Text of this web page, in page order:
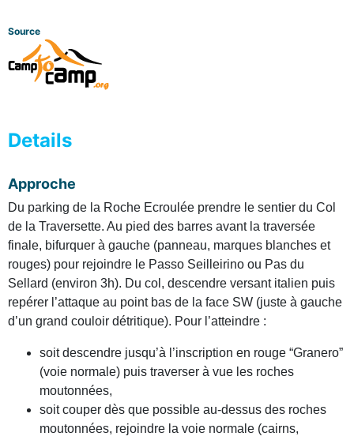
Source
Details
Approche
Du parking de la Roche Ecroulée prendre le sentier du Col
de la Traversette. Au pied des barres avant la traversée
finale, bifurquer à gauche (panneau, marques blanches et
rouges) pour rejoindre le Passo Seilleirino ou Pas du
Sellard (environ 3h). Du col, descendre versant italien puis
repérer l’attaque au point bas de la face SW (juste à gauche
d’un grand couloir détritique). Pour l’atteindre :
soit descendre jusqu’à l’inscription en rouge “Granero”
(voie normale) puis traverser à vue les roches
moutonnées,
soit couper dès que possible au-dessus des roches
moutonnées, rejoindre la voie normale (cairns,